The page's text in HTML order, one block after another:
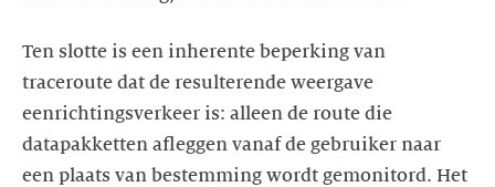
Ten slotte is een inherente beperking van
traceroute dat de resulterende weergave
eenrichtingsverkeer is: alleen de route die
datapakketten afleggen vanaf de gebruiker naar
een plaats van bestemming wordt gemonitord. Het